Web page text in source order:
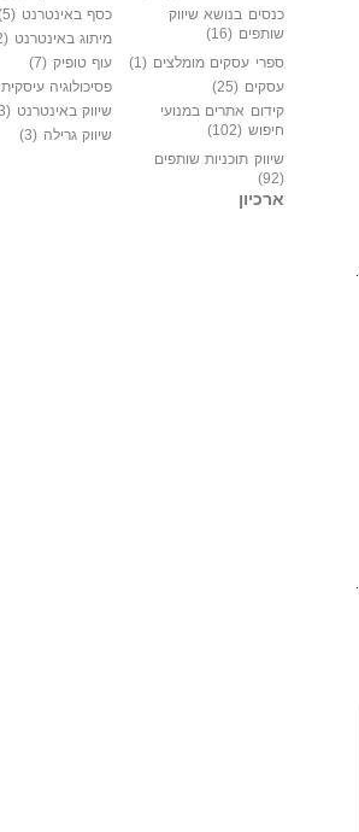
כנסים בנושא שיווק
שותפים (16)
כסף באינטרנט (5)
מיתוג באינטרנט (2)
ספרי עסקים מומלצים (1) עוף טופיק (7)
עסקים (25) פסיכולוגיה עיסקית
קידום אתרים במנועי
חיפוש (102)
שיווק באינטרנט (53)
שיווק גרילה (3)
שיווק תוכניות שותפים
(92)
ארכיון